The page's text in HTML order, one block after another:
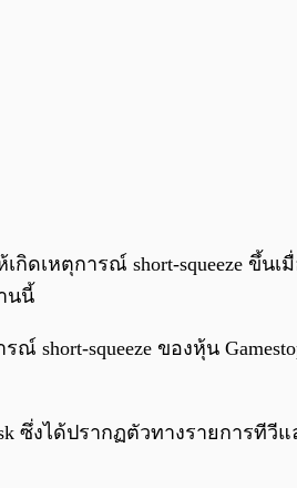
กิดเหตุการณ์ short-squeeze ขึ้น
นนี้
short-squeeze ของหุ้น
ซึ่งได้ปรากฏตัวทางรายการทีวี